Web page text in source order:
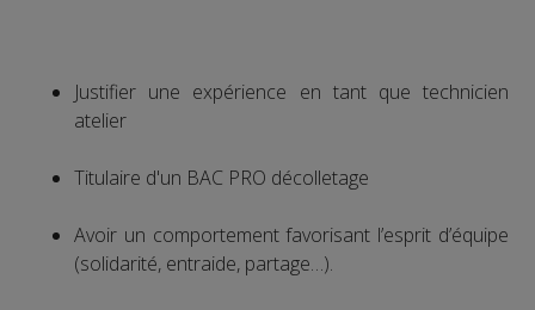
Justifier une expérience en tant que technicien
atelier
Titulaire d'un BAC PRO décolletage
Avoir un comportement favorisant l’esprit d’équipe
(solidarité, entraide, partage…).